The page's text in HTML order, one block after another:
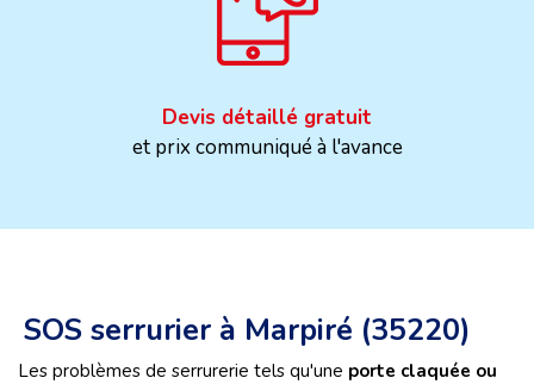
Devis détaillé gratuit
et prix communiqué à l'avance
SOS serrurier à Marpiré (35220)
Les problèmes de serrurerie tels qu'une porte claquée ou